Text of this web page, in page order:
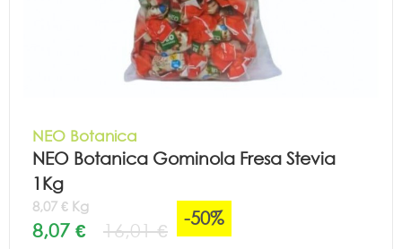
NEO Botanica
NEO Botanica Gominola Fresa Stevia
1Kg
8,07 € Kg
8,07 € 16,01 €
-50%